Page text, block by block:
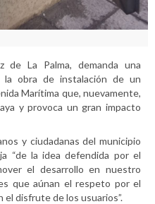
de La Palma, demanda una
obra de instalación de un
Marítima que, nuevamente,
y provoca un gran impacto
y ciudadanas del municipio
“de la idea defendida por el
el desarrollo en nuestro
que aúnan el respeto por el
el disfrute de los usuarios”.